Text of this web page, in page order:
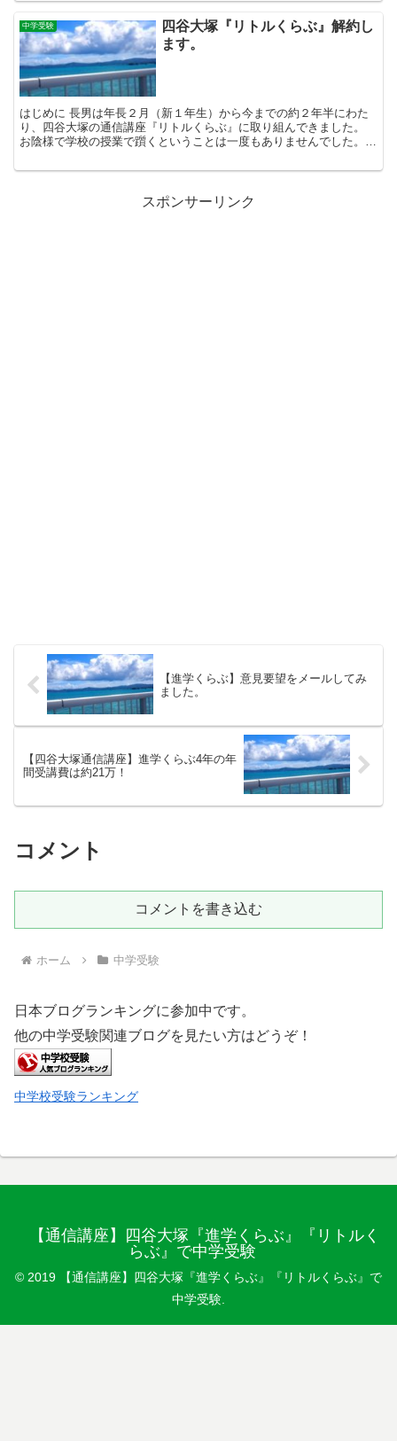
中学受験
四谷大塚『リトルくらぶ』解約し
ます。
はじめに 長男は年長２月（新１年生）から今までの約２年半にわた
り、四谷大塚の通信講座『リトルくらぶ』に取り組んできました。
お陰様で学校の授業で躓くということは一度もありませんでした。
スポンサーリンク
【進学くらぶ】意見要望をメールしてみ
ました。
【四谷大塚通信講座】進学くらぶ4年の年
間受講費は約21万！
コメント
コメントを書き込む
ホーム 中学受験
日本ブログランキングに参加中です。
他の中学受験関連ブログを見たい方はどうぞ！
中学校受験ランキング
【通信講座】四谷大塚『進学くらぶ』『リトルく
らぶ』で中学受験
© 2019 【通信講座】四谷大塚『進学くらぶ』『リトルくらぶ』で
中学受験.